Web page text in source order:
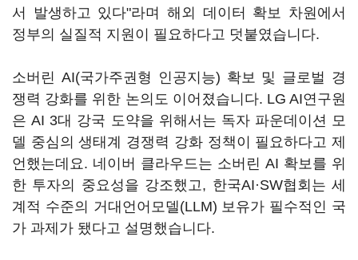
서 발생하고 있다"라며 해외 데이터 확보 차원에서
정부의 실질적 지원이 필요하다고 덧붙였습니다.
소버린 AI(국가주권형 인공지능) 확보 및 글로벌 경
쟁력 강화를 위한 논의도 이어졌습니다. LG AI연구원
은 AI 3대 강국 도약을 위해서는 독자 파운데이션 모
델 중심의 생태계 경쟁력 강화 정책이 필요하다고 제
언했는데요. 네이버 클라우드는 소버린 AI 확보를 위
한 투자의 중요성을 강조했고, 한국AI·SW협회는 세
계적 수준의 거대언어모델(LLM) 보유가 필수적인 국
가 과제가 됐다고 설명했습니다.